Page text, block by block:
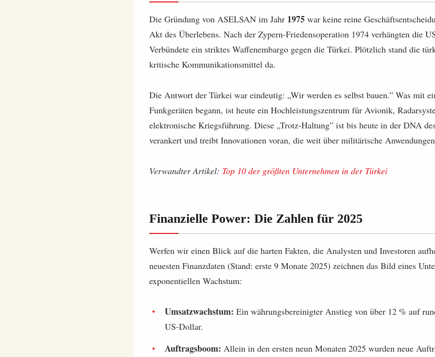
Die Gründung von ASELSAN im Jahr 1975 war keine reine
Akt des Überlebens. Nach der Zypern-Friedensoperation 1974 verhängten die
Verbündete ein striktes Waffenembargo gegen die Türkei. Plötzlich stand die
kritische Kommunikationsmittel da.
Die Antwort der Türkei war eindeutig: „Wir werden es selbst bauen.” Was mit
Funkgeräten begann, ist heute ein Hochleistungszentrum für Avionik,
elektronische Kriegsführung. Diese „Trotz-Haltung” ist bis heute in der DNA
verankert und treibt Innovationen voran, die weit über militärische
Verwandter Artikel: Top 10 der größten Unternehmen in der Türkei
Finanzielle Power: Die Zahlen für 2025
Werfen wir einen Blick auf die harten Fakten, die Analysten und Investoren
neuesten Finanzdaten (Stand: erste 9 Monate 2025) zeichnen das Bild eines
exponentiellen Wachstum:
Umsatzwachstum: Ein währungsbereinigter Anstieg von über 12 % auf
US-Dollar.
Auftragsboom: Allein in den ersten neun Monaten 2025 wurden neue